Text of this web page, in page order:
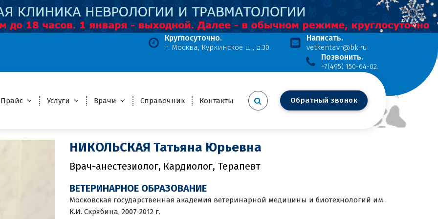
Круглосуточно.
г. Москва, Куркинское ш., д.30.
Написать.
vetkentavr@bk.ru.
Позвонить.
+7(495) 150-64-02.
Прайс Услуги Врачи Справочник Контакты Обратный звонок
НИКОЛЬСКАЯ Татьяна Юрьевна
Врач-анестезиолог, Кардиолог, Терапевт
ВЕТЕРИНАРНОЕ ОБРАЗОВАНИЕ
Московская государственная академия ветеринарной медицины и биотехнологий им.
К.И. Скрябина, 2007-2012 г.